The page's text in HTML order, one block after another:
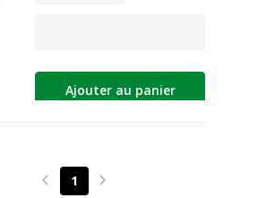
Ajouter au panier
Page précédente
1 Page suivante